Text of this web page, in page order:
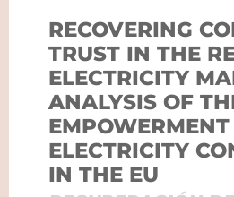
RECOVERING
TRUST IN THE
ELECTRICITY
ANALYSIS OF
ELECTRICITY
IN THE EU